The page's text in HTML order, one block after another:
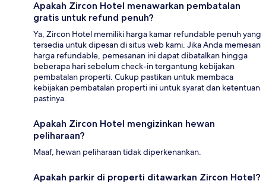
Apakah Zircon Hotel menawarkan pembatalan
gratis untuk refund penuh?
Ya, Zircon Hotel memiliki harga kamar refundable penuh yang
tersedia untuk dipesan di situs web kami. Jika Anda memesan
harga refundable, pemesanan ini dapat dibatalkan hingga
beberapa hari sebelum check-in tergantung kebijakan
pembatalan properti. Cukup pastikan untuk membaca
kebijakan pembatalan properti ini untuk syarat dan ketentuan
pastinya.
Apakah Zircon Hotel mengizinkan hewan
peliharaan?
Maaf, hewan peliharaan tidak diperkenankan.
Apakah parkir di properti ditawarkan Zircon Hotel?